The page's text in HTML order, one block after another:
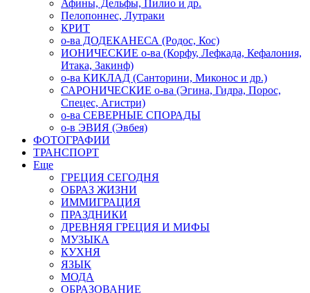
Афины, Дельфы, Пилио и др.
Пелопоннес, Лутраки
КРИТ
о-ва ДОДЕКАНЕСА (Родос, Кос)
ИОНИЧЕСКИЕ о-ва (Корфу, Лефкада, Кефалония,
Итака, Закинф)
о-ва КИКЛАД (Санторини, Миконос и др.)
САРОНИЧЕСКИЕ о-ва (Эгина, Гидра, Порос,
Спецес, Агистри)
о-ва СЕВЕРНЫЕ СПОРАДЫ
о-в ЭВИЯ (Эвбея)
ФОТОГРАФИИ
ТРАНСПОРТ
Еще
ГРЕЦИЯ СЕГОДНЯ
ОБРАЗ ЖИЗНИ
ИММИГРАЦИЯ
ПРАЗДНИКИ
ДРЕВНЯЯ ГРЕЦИЯ И МИФЫ
МУЗЫКА
КУХНЯ
ЯЗЫК
МОДА
ОБРАЗОВАНИЕ